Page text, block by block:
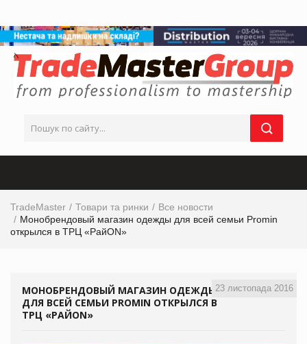
TradeMaster Товари та ринки
Все новости
Монобрендовый магазин одежды для всей семьи Promin
открылся в ТРЦ «РайON»
23 листопада 2016
МОНОБРЕНДОВЫЙ МАГАЗИН ОДЕЖДЫ
ДЛЯ ВСЕЙ СЕМЬИ PROMIN ОТКРЫЛСЯ В
ТРЦ «РАЙON»